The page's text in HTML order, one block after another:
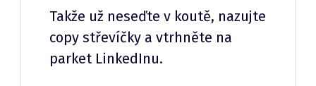
Takže už neseďte v koutě, nazujte
copy střevíčky a vtrhněte na
parket LinkedInu.